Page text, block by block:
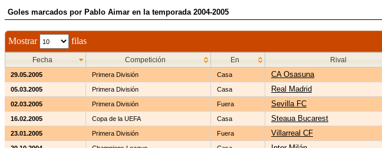
Goles marcados por Pablo Aimar en la temporada 2004-2005
Mostrar filas
Fecha Competición En Rival
29.05.2005 Primera División Casa CA Osasuna
05.03.2005 Primera División Casa Real Madrid
02.03.2005 Primera División Fuera Sevilla FC
16.02.2005 Copa de la UEFA Casa Steaua Bucarest
23.01.2005 Primera División Fuera Villarreal CF